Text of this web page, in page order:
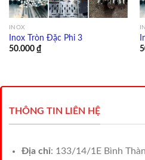
INOX
Inox Tròn Đặc Phi 3
50.000 ₫
THÔNG TIN LIÊN HỆ
Địa chỉ: 133/14/1E Bình